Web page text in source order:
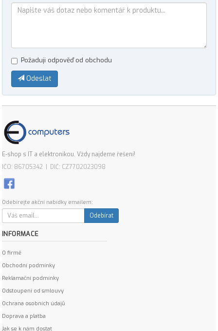
Požaduji odpověď od obchodu
Odeslat
E-shop s IT a elektronikou. Vždy najdeme řešení!
IČO: 86705342 | DIČ: CZ7702023098
Odebírejte akční nabídky emailem:
Odebírat
INFORMACE
O firmě
Obchodní podmínky
Reklamační podmínky
Odstoupení od smlouvy
Ochrana osobních údajů
Doprava a platba
Jak se k nám dostat